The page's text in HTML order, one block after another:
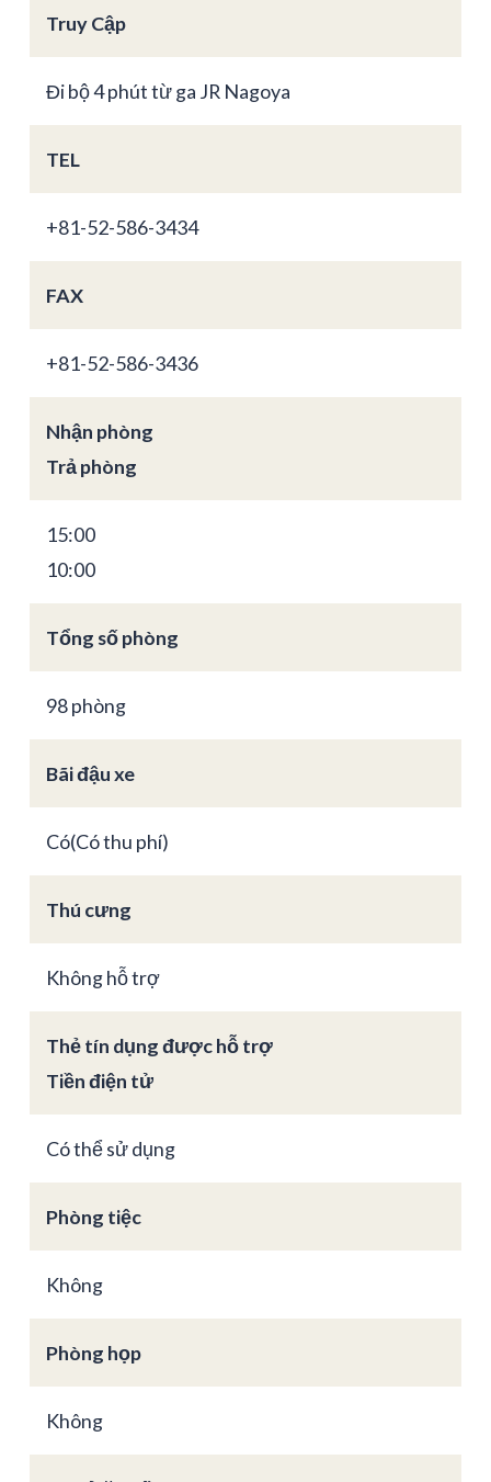
Truy Cập
Đi bộ 4 phút từ ga JR Nagoya
TEL
+81-52-586-3434
FAX
+81-52-586-3436
Nhận phòng
Trả phòng
15:00
10:00
Tổng số phòng
98 phòng
Bãi đậu xe
Có(Có thu phí)
Thú cưng
Không hỗ trợ
Thẻ tín dụng được hỗ trợ
Tiền điện tử
Có thể sử dụng
Phòng tiệc
Không
Phòng họp
Không